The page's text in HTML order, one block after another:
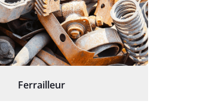
Ferrailleur